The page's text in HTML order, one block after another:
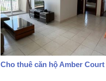
Cho thuê căn hộ Amber Court